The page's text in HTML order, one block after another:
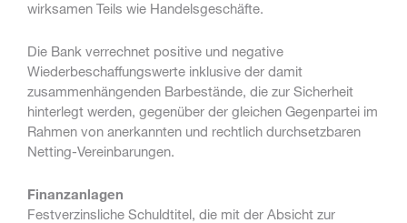
wirksamen Teils wie Handelsgeschäfte.
Die Bank verrechnet positive und negative
Wiederbeschaffungswerte inklusive der damit
zusammenhängenden Barbestände, die zur Sicherheit
hinterlegt werden, gegenüber der gleichen Gegenpartei im
Rahmen von anerkannten und rechtlich durchsetzbaren
Netting-Vereinbarungen.
Finanzanlagen
Festverzinsliche Schuldtitel, die mit der Absicht zur